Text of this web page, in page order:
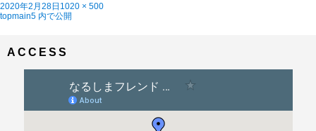
投
稿
2020年2月28日 フ
ル
1020 × 500
投
ゲ
topmain5 内で公開
ACCESS